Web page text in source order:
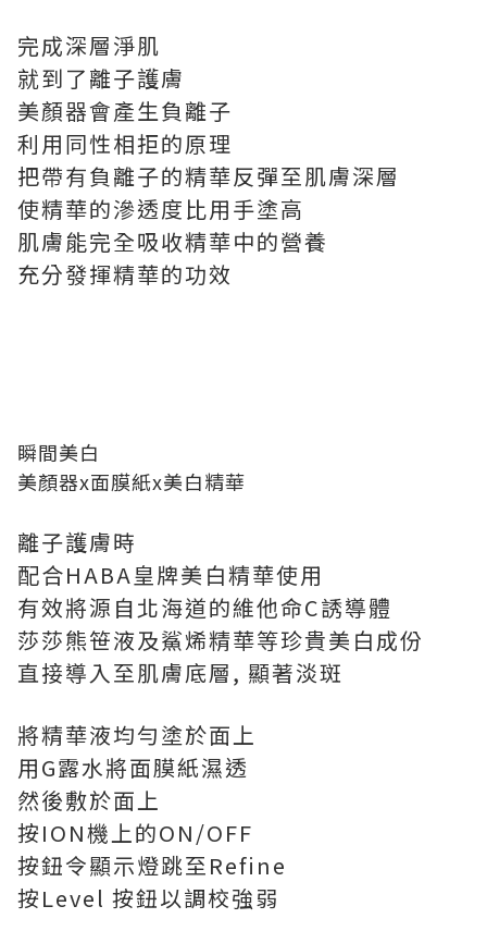
完成深層淨肌
就到了離子護膚
美顏器會產生負離子
利用同性相拒的原理
把帶有負離子的精華反彈至肌膚深層
使精華的滲透度比用手塗高
肌膚能完全吸收精華中的營養
充分發揮精華的功效
瞬間美白
美顏器x面膜紙x美白精華
離子護膚時
配合HABA皇牌美白精華使用
有效將源自北海道的維他命C誘導體
莎莎熊笹液及鯊烯精華等珍貴美白成份
直接導入至肌膚底層, 顯著淡斑
將精華液均勻塗於面上
用G露水將面膜紙濕透
然後敷於面上
按ION機上的ON/OFF
按鈕令顯示燈跳至Refine
按Level 按鈕以調校強弱